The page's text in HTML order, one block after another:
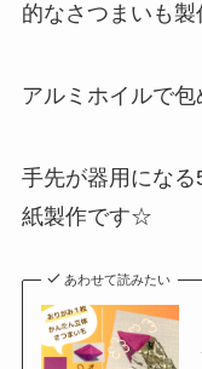
的なさつまいも
アルミホイルで
手先が器用にな
紙製作です☆
あわせて読みたい